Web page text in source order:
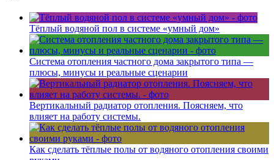
Тёплый водяной пол в системе «умный дом»
Система отопления частного дома закрытого типа —
плюсы, минусы и реальные сценарии
Вертикальный радиатор отопления. Поясняем, что
влияет на работу системы.
Как сделать тёплые полы от водяного отопления своими